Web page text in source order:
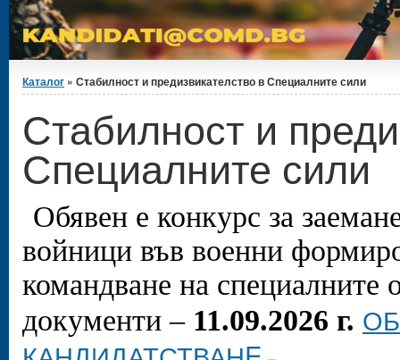
Вие сте тук
Каталог » Стабилност и предизвикателство в Специалните сили
Стабилност и
Специалните сили
Обявен е конкурс за
войници във военни
командване на специалните
документи – 11.09.2026 г.